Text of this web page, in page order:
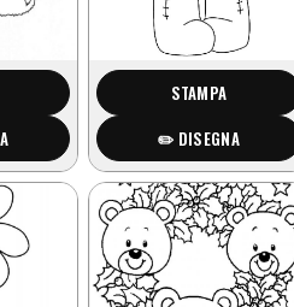
STAMPA
✏️ DISEGNA